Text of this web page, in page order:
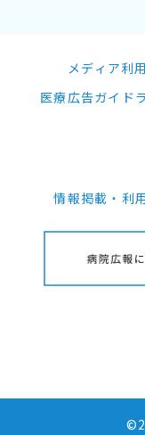
メディア利
医療広告ガイド
情報掲載・利